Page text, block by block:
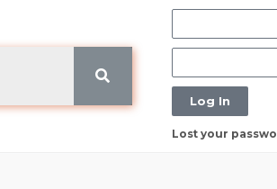
Log In
Lost your